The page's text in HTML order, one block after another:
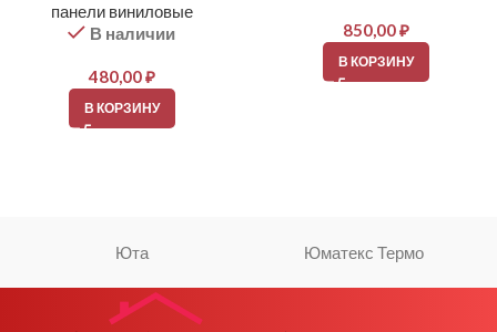
панели виниловые
В наличии
480,00₽
В КОРЗИНУ
850,00₽
В КОРЗИНУ
Юта Юматекс Термо